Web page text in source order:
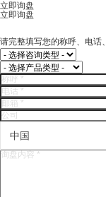
立即询盘
立即询盘
请完整填写您的称呼、电话
中国